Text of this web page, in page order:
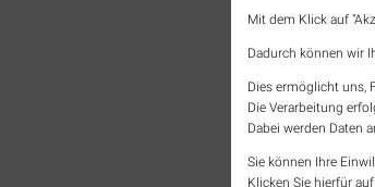
Mit dem Klick auf
Dadurch können wir
Dies ermöglicht uns,
Die Verarbeitung
Dabei werden Daten
Sie können Ihre
Klicken Sie hierfür